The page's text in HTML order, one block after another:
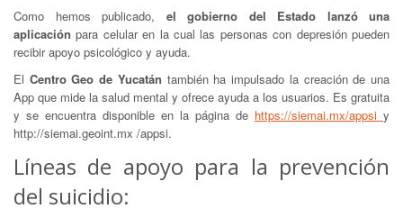
Como hemos publicado, el gobierno del Estado lanzó una
aplicaciónpara celular en la cual las personas con depresión pueden
recibir apoyo psicológico y ayuda.
El Centro Geo de Yucatán también ha impulsado la creación de una
App que mide la salud mental y ofrece ayuda a los usuarios. Es gratuita
y se encuentra disponible en la página de https://siemai.mx/appsi y
http://siemai.geoint.mx /appsi.
Líneas de apoyo para la prevención
del suicidio: